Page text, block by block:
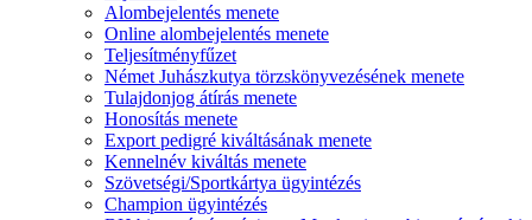
Alombejelentés menete
Online alombejelentés menete
Teljesítményfűzet
Német Juhászkutya törzskönyvezésének menete
Tulajdonjog átírás menete
Honosítás menete
Export pedigré kiváltásának menete
Kennelnév kiváltás menete
Szövetségi/Sportkártya ügyintézés
Champion ügyintézés